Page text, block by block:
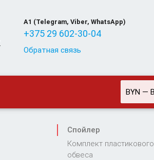
A1 (Telegram, Viber, WhatsApp)
+375 29 602-30-04
Обратная связь
Спойлер
Комплект пластикового
обвеса